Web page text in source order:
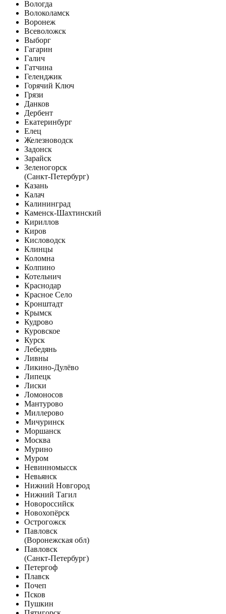
Вологда
Волоколамск
Воронеж
Всеволожск
Выборг
Гагарин
Галич
Гатчина
Геленджик
Горячий Ключ
Грязи
Данков
Дербент
Екатеринбург
Елец
Железноводск
Задонск
Зарайск
Зеленогорск
(Санкт-Петербург)
Казань
Калач
Калининград
Каменск-Шахтинский
Кириллов
Киров
Кисловодск
Клинцы
Коломна
Колпино
Котельнич
Краснодар
Красное Село
Кронштадт
Крымск
Кудрово
Куровское
Курск
Лебедянь
Ливны
Ликино-Дулёво
Липецк
Лиски
Ломоносов
Мантурово
Миллерово
Мичуринск
Моршанск
Москва
Мурино
Муром
Невинномысск
Невьянск
Нижний Новгород
Нижний Тагил
Новороссийск
Новохопёрск
Острогожск
Павловск
(Воронежская обл)
Павловск
(Санкт-Петербург)
Петергоф
Плавск
Почеп
Псков
Пушкин